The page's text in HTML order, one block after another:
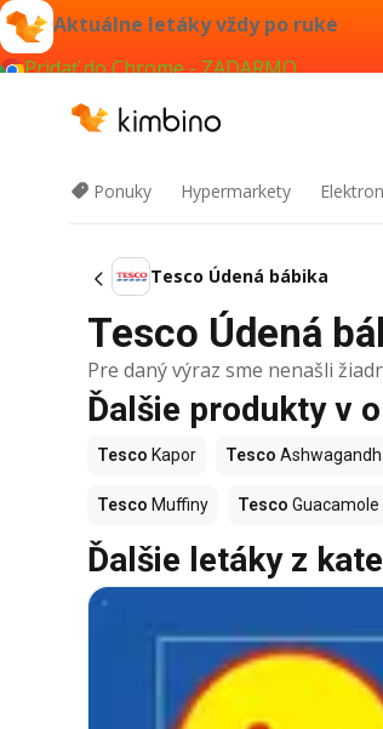
Aktuálne letáky vždy po ruke
Pridať do Chrome - ZADARMO
Ponuky Hypermarkety
Tesco Údená bábika
Tesco Údená
Pre daný výraz sme nenašli
Ďalšie produkty v
Tesco Kapor Tesco
Tesco Muffiny Tesco Guacamole
Ďalšie letáky z